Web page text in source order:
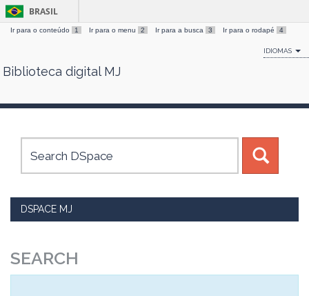
Skip
BRASIL
Ir para o conteúdo 1 Ir para o menu 2 Ir para a busca 3 Ir para o rodapé 4
IDIOMAS
Biblioteca digital MJ
DSPACE MJ
SEARCH